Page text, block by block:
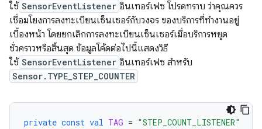
ใช้ SensorEventListener อินเทอร์เฟซ โปรดทราบ ว่าคุณควร
เชื่อมโยงการลงทะเบียนเซ็นเซอร์กับวงจร ของบริการที่ทำงานอยู่
เบื้องหน้า โดยยกเลิกการลงทะเบียนเซ็นเซอร์เมื่อบริการหยุด
ชั่วคราวหรือสิ้นสุด ข้อมูลโค้ดต่อไปนี้แสดงวิธี
ใช้ SensorEventListener อินเทอร์เฟซ สำหรับ
Sensor.TYPE_STEP_COUNTER
private const val TAG = "STEP_COUNT_LISTENER"